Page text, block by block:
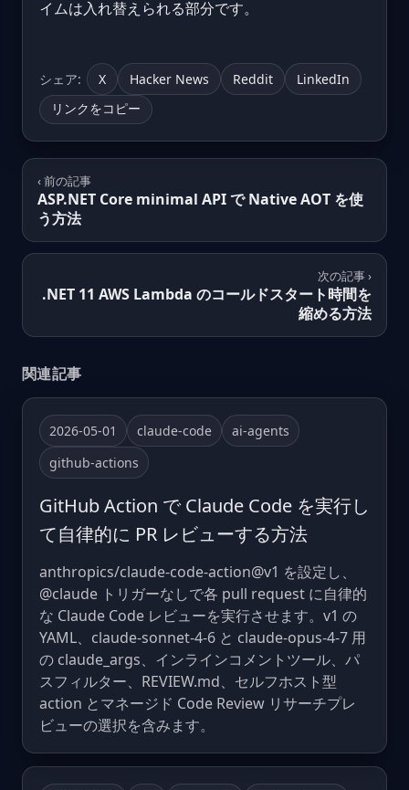
イムは入れ替えられる部分です。
シェア: X Hacker News Reddit LinkedIn
リンクをコピー
‹ 前の記事
ASP.NET Core minimal API で Native AOT を使
う方法
次の記事 ›
.NET 11 AWS Lambda のコールドスタート時間を
縮める方法
関連記事
2026-05-01 claude-code
ai-agents
github-actions
GitHub Action で Claude Code を実行し
て自律的に PR レビューする方法
anthropics/claude-code-action@v1 を設定し、
@claude トリガーなしで各 pull request に自律的
な Claude Code レビューを実行させます。v1 の
YAML、claude-sonnet-4-6 と claude-opus-4-7 用
の claude_args、インラインコメントツール、パ
スフィルター、REVIEW.md、セルフホスト型
action とマネージド Code Review リサーチプレ
ビューの選択を含みます。